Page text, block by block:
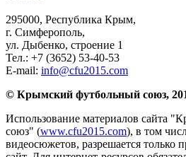
295000, Республика Крым,
г. Симферополь,
ул. Дыбенко, строение 1
Тел.: +7 (3652) 53-40-53
E-mail: info@cfu2015.com
© Крымский футбольный союз,
Использование материалов сайта
союз" (www.cfu2015.com), в том
видеосюжетов, разрешается только